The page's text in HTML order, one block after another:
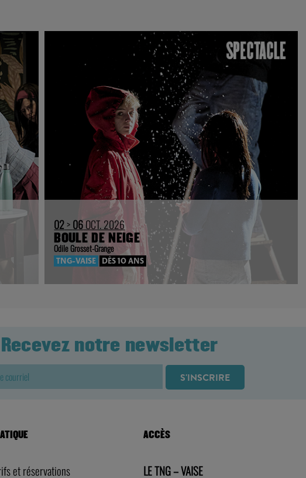
02> 06OCT. 2026
BOULE DE NEIGE
Recevez notre newsletter